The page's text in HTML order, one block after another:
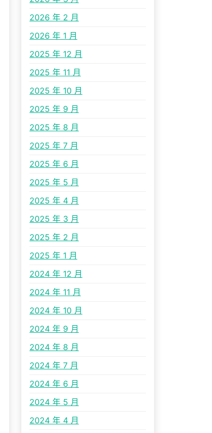
2026 年 2 月
2026 年 1 月
2025 年 12 月
2025 年 11 月
2025 年 10 月
2025 年 9 月
2025 年 8 月
2025 年 7 月
2025 年 6 月
2025 年 5 月
2025 年 4 月
2025 年 3 月
2025 年 2 月
2025 年 1 月
2024 年 12 月
2024 年 11 月
2024 年 10 月
2024 年 9 月
2024 年 8 月
2024 年 7 月
2024 年 6 月
2024 年 5 月
2024 年 4 月